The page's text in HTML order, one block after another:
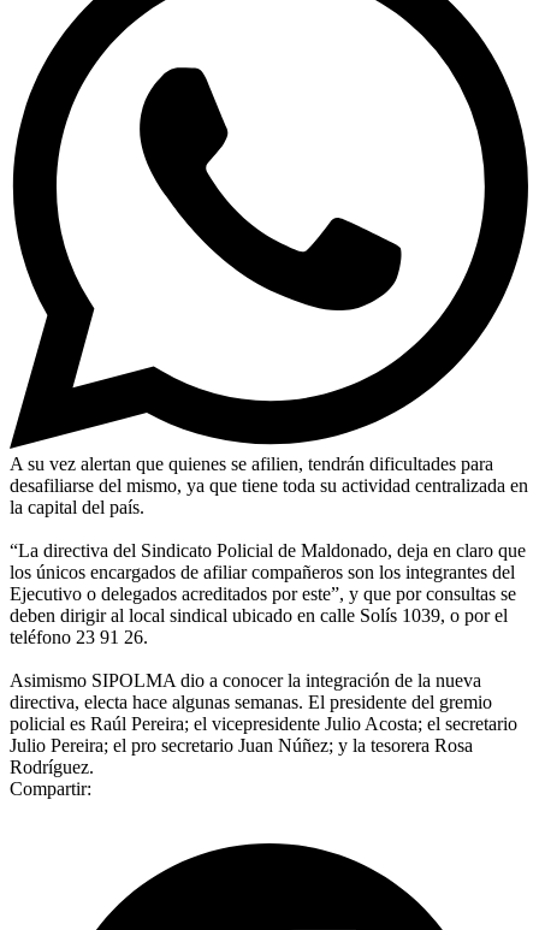
A su vez alertan que quienes se afilien, tendrán dificultades para
desafiliarse del mismo, ya que tiene toda su actividad centralizada en
la capital del país.
“La directiva del Sindicato Policial de Maldonado, deja en claro que
los únicos encargados de afiliar compañeros son los integrantes del
Ejecutivo o delegados acreditados por este”, y que por consultas se
deben dirigir al local sindical ubicado en calle Solís 1039, o por el
teléfono 23 91 26.
Asimismo SIPOLMA dio a conocer la integración de la nueva
directiva, electa hace algunas semanas. El presidente del gremio
policial es Raúl Pereira; el vicepresidente Julio Acosta; el secretario
Julio Pereira; el pro secretario Juan Núñez; y la tesorera Rosa
Rodríguez.
Compartir: